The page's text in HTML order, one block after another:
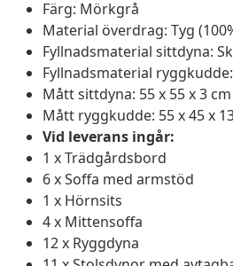
Färg: Mörkgrå
Material överdrag: Tyg
Fyllnadsmaterial sittdyna:
Fyllnadsmaterial
Mått sittdyna: 55 x 55 x 3 cm
Mått ryggkudde: 55 x 45 x
Vid leverans ingår:
1 x Trädgårdsbord
6 x Soffa med armstöd
1 x Hörnsits
4 x Mittensoffa
12 x Ryggdyna